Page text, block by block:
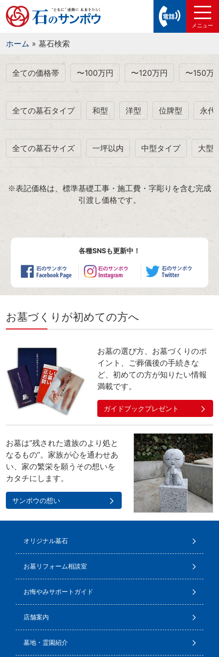
ホーム » 墓石検索
全ての価格帯 〜100万円 〜120万円 〜150万
全ての墓石タイプ 和型 洋型 位牌型 永代
全ての墓石サイズ 一坪以内 中型タイプ 大型
※表記価格は、標準基礎工事・施工費・字彫りを含む完成
引渡し価格です。
各種SNSも更新中！
お墓づくりが初めての方へ
お墓の選び方、お墓づくりのポ
イント、ご葬儀後の手続きな
ど、初めての方が知りたい情報
満載です。
ガイドブックプレゼント
お墓は”残された遺族のより処と
なるもの”。家族が心を通わせあ
い、家の繁栄を願うその想いを
カタチにします。
サンポウの想い
オリジナル墓石
お墓リフォーム相談室
お悔やみサポートガイド
店舗案内
墓地・霊園紹介